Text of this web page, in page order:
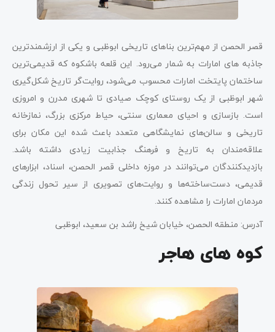
قصر الحصن از مهم‌ترین بناهای تاریخی ابوظبی و یکی از ارزشمندترین
جاذبه های امارات به شمار می‌رود. این قلعه باشکوه که قدیمی‌ترین
ساختمان پایتخت امارات محسوب می‌شود، روایت‌گر تاریخ شکل‌گیری
شهر ابوظبی از یک روستای کوچک صیادی تا شهری مدرن و امروزی
است. بازسازی و احیای معماری سنتی، حیاط مرکزی بزرگ، نمازخانه
تاریخی و سالن‌های نمایشگاهی متعدد باعث شده این مکان برای
علاقه‌مندان به تاریخ و فرهنگ جذابیت زیادی داشته باشد.
بازدیدکنندگان می‌توانند در موزه داخلی قصر الحصن، اسناد، ابزارهای
قدیمی، دست‌ساخته‌ها و روایت‌های تصویری از سیر تحول زندگی
مردمان امارات را مشاهده کنند.
آدرس: منطقه الحصن، خیابان شیخ راشد بن سعید، ابوظبی
کوه های هاجر